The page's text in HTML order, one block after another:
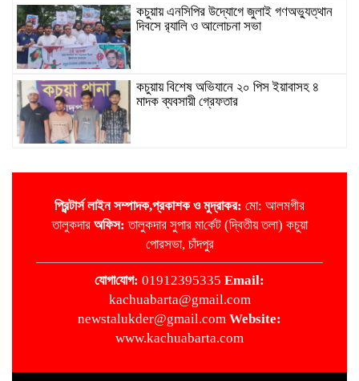
কচুয়ায় এনসিপির উদ্যোগে জুলাই গণঅভ্যুত্থান
দিবসে র‌্যালি ও আলোচনা সভা
কচুয়ায় বিশেষ অভিযানে ২০ পিস ইয়াবাসহ ৪
মাদক ব্যবসায়ী গ্রেফতার
জাতীয়তাবাদী রিকশা-ভ্যান অটো চালক দল কচুয়া
পৌর কমিটির পরিচিতি সভা
কচুয়ায় জুলাই গনঅভ্যুত্থানের দ্বিতীয় বার্ষিকীতে
জামায়াতের গণমিছিল
প্রিন্টার্স লাইন সম্পাদক,প্রকাশক ও মুদ্রাকর: মো: আলমগীর
তালুকদার অ‌ফিস:তালুকদার সুপার মা‌র্কেট (দ্বিতীয় তলা) কচুয়া
পোরসভা, চাঁদপুর
‌যোগা‌যোগ: 01912395335 Email:
kachuabarta@gmail.com
newstalukder@gmail.com Website:
www.kachuabarta.com